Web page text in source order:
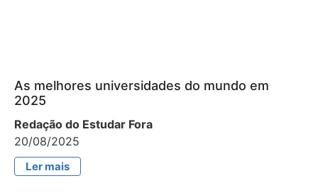
As melhores universidades do mundo em
2025
Redação do Estudar Fora
20/08/2025
Ler mais